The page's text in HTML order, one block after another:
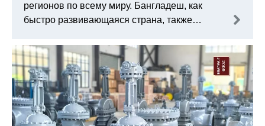
регионов по всему миру. Бангладеш, как
быстро развивающаяся страна, также
проблемами при очистке сточных вод.